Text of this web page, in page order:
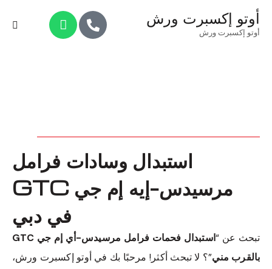
أوتو إكسبرت ورش
أوتو إكسبرت ورش
استبدال وسادات فرامل
مرسيدس-إيه إم جي GTC
في دبي
تبحث عن “
استبدال فحمات فرامل مرسيدس-أي إم جي GTC
بالقرب مني”؟ لا تبحث أكثر! مرحبًا بك في أوتو إكسبرت ورش،